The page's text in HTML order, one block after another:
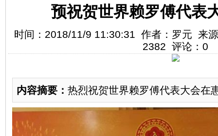
预祝贺世界赖罗傅代表
时间：2018/11/9 11:30:31 作者：罗元 来
2382 评论： 0
内容摘要： 热烈祝贺世界赖罗傅代表大会在